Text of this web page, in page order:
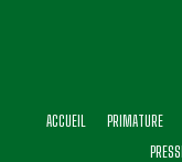
ACCUEIL PRIMATURE